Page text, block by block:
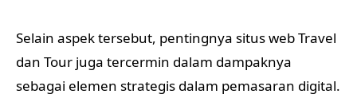
Selain aspek tersebut, pentingnya situs web Travel
dan Tour juga tercermin dalam dampaknya
sebagai elemen strategis dalam pemasaran digital.